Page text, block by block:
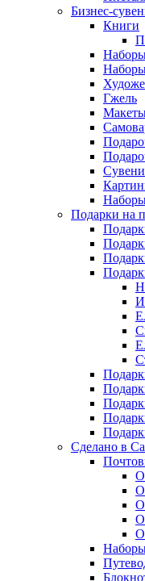
Бизнес-
Книги
Гжель
Макеты
Подарки на
Сделано в